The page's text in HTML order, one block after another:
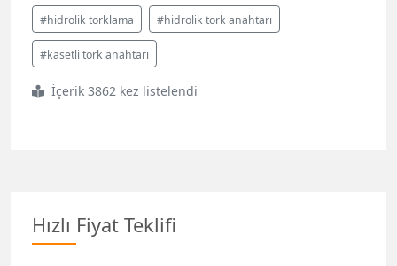
#hidrolik torklama #hidrolik tork anahtarı
#kasetli tork anahtarı
İçerik 3862 kez listelendi
Hızlı Fiyat Teklifi